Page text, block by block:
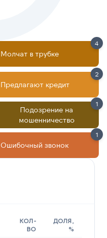
Молчат в трубке
4
Предлагают кредит
2
Подозрение на
мошенничество
1
Ошибочный звонок
1
КОЛ-
ВО
ДОЛЯ,
%